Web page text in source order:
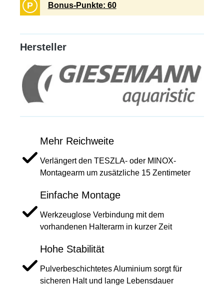
P Bonus-Punkte: 60
Hersteller
Mehr Reichweite
Verlängert den TESZLA- oder MINOX-
Montagearm um zusätzliche 15 Zentimeter
Einfache Montage
Werkzeuglose Verbindung mit dem
vorhandenen Halterarm in kurzer Zeit
Hohe Stabilität
Pulverbeschichtetes Aluminium sorgt für
sicheren Halt und lange Lebensdauer